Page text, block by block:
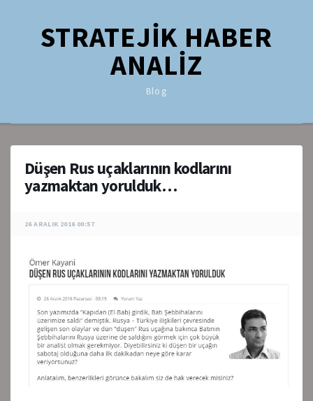
STRATEJİK HABER
ANALİZ
Blog
Düşen Rus uçaklarının kodlarını
yazmaktan yorulduk…
26 ARALIK 2016 00:57